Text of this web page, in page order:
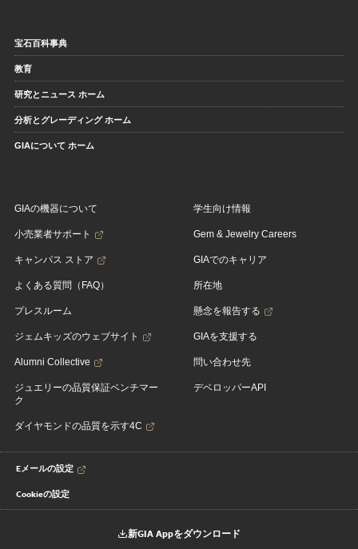
宝石百科事典
教育
研究とニュース ホーム
分析とグレーディング ホーム
GIAについて ホーム
GIAの機器について
小売業者サポート
キャンパス ストア
よくある質問（FAQ）
プレスルーム
ジェムキッズのウェブサイト
Alumni Collective
ジュエリーの品質保証ベンチマー
ク
ダイヤモンドの品質を示す4C
学生向け情報
Gem & Jewelry Careers
GIAでのキャリア
所在地
懸念を報告する
GIAを支援する
問い合わせ先
デベロッパーAPI
Eメールの設定
Cookieの設定
新GIA Appをダウンロード